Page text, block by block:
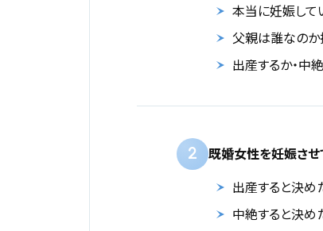
本当に妊娠して
父親は誰なのか
出産するか・中
2
既婚女性を妊娠さ
出産すると決め
中絶すると決め